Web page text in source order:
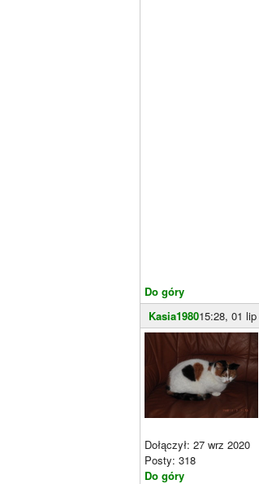
Do góry
Kasia198015:28, 01 lip
Dołączył: 27 wrz 2020
Posty: 318
Do góry